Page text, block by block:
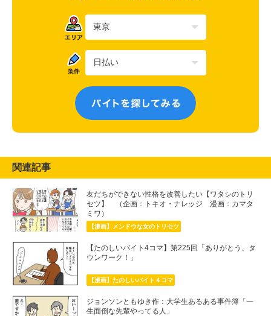
関連記事
友だちができない性格を改善したい【ワタシのトリ
セツ】 （企画：トキオ・ナレッジ 漫画：カマタ
ミワ）
【漫画】メンドウな女のトリセツ
【たのしいバイト4コマ】第225回「ありがとう、タ
ウンワーク！」
【漫画】たのしいバイト４コマ
ジョンソンともゆき作：大学生あるある事件簿「一
生面倒な先輩やってる人」